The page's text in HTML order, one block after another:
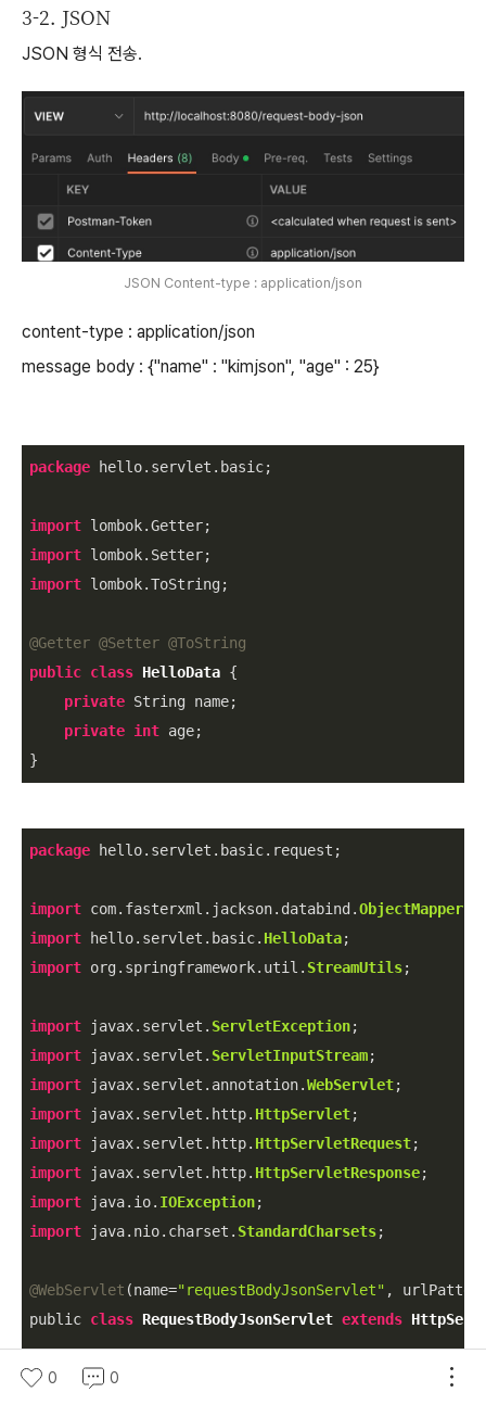
3-2. JSON
JSON 형식 전송.
JSON Content-type : application/json
content-type : application/json
message body : {"name" : "kimjson", "age" : 25}
package hello.servlet.basic;
import
import
import lombok.ToString;
@Getter @Setter @ToString
public class HelloData {
private String name;
private int age;
}
package hello.servlet.basic.request;
import com.fasterxml.jackson.databind.ObjectMapper
import hello.servlet.basic. HelloData
import org.springframework.util. StreamUtils;
import javax.servlet. ServletException
import javax.servlet. ServletInputStream
import javax.servlet.annotation.WebServlet
import javax.servlet.http. HttpServlet
import javax.servlet.http. HttpServletRequest
import javax.servlet.http. HttpServletResponse
import java.io. IOException
import java.nio.charset. StandardCharsets;
@WebServlet (name="requestBodyJsonServlet" ,
public class RequestBodyJsonServlet extends
private
0 0